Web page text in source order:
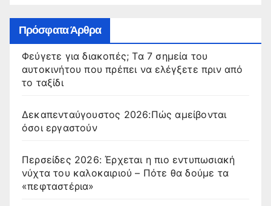
Πρόσφατα Άρθρα
Φεύγετε για διακοπές; Τα 7 σημεία του
αυτοκινήτου που πρέπει να ελέγξετε πριν από
το ταξίδι
Δεκαπενταύγουστος 2026:Πώς αμείβονται
όσοι εργαστούν
Περσείδες 2026: Έρχεται η πιο εντυπωσιακή
νύχτα του καλοκαιριού – Πότε θα δούμε τα
«πεφταστέρια»